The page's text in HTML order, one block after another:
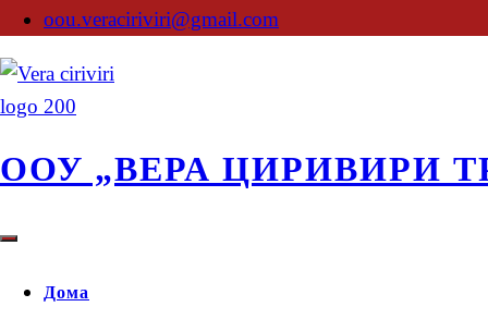
oou.veraciriviri@gmail.com
ООУ „ВЕРА ЦИРИВИРИ
Дома